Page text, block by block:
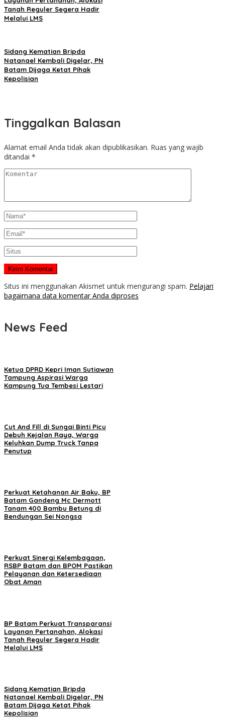
Tanah Reguler Segera Hadir
Melalui LMS
Sidang Kematian Bripda
Natanael Kembali Digelar, PN
Batam Dijaga Ketat Pihak
Kepolisian
Tinggalkan Balasan
Alamat email Anda tidak akan dipublikasikan. Ruas yang wajib
ditandai *
Situs ini menggunakan Akismet untuk mengurangi spam. Pelajari
bagaimana data komentar Anda diproses
News Feed
Ketua DPRD Kepri Iman Sutiawan
Tampung Aspirasi Warga
Kampung Tua Tembesi Lestari
Cut And Fill di Sungai Binti Picu
Debuh Kejalan Raya, Warga
Keluhkan Dump Truck Tanpa
Penutup
Perkuat Ketahanan Air Baku, BP
Batam Gandeng Mc Dermott
Tanam 400 Bambu Betung di
Bendungan Sei Nongsa
Perkuat Sinergi Kelembagaan,
RSBP Batam dan BPOM Pastikan
Pelayanan dan Ketersediaan
Obat Aman
BP Batam Perkuat Transparansi
Layanan Pertanahan, Alokasi
Tanah Reguler Segera Hadir
Melalui LMS
Sidang Kematian Bripda
Natanael Kembali Digelar, PN
Batam Dijaga Ketat Pihak
Kepolisian